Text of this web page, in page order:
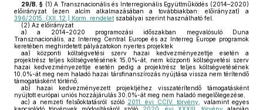
29/B. § (1) A Transznacionális és Interregionális Együttműködés (2014–2020)
előirányzat (ezen alcím alkalmazásában a továbbiakban: előirányzat) a
396/2015. (XII. 12.) Korm. rendelet szabályai szerint használható fel.
(2) Az előirányzat
a) a 2014–2020 programozási időszakban megvalósuló Duna
Transznacionális, az Interreg Central Europe és az Interreg Europe programok
keretében meghirdetett pályázatokon nyertes projektek
aa) központi költségvetési szerv hazai kedvezményezettje esetén a
projektrész teljes költségvetésének 15,0%-át, nem központi költségvetési szerv
hazai kedvezményezettje esetén pedig a projektrész teljes költségvetésének
10,0%-át meg nem haladó hazai társfinanszírozás nyújtása vissza nem térítendő
támogatásként történő,
ab) hazai kedvezményezett projektjéhez visszatérítendő támogatásként
nyújtott európai uniós hozzájárulás 30,0%-át meg nem haladó megelőlegezése,
ac) a nemzeti felsőoktatásról szóló 2011. évi CCIV. törvény , valamint egyes